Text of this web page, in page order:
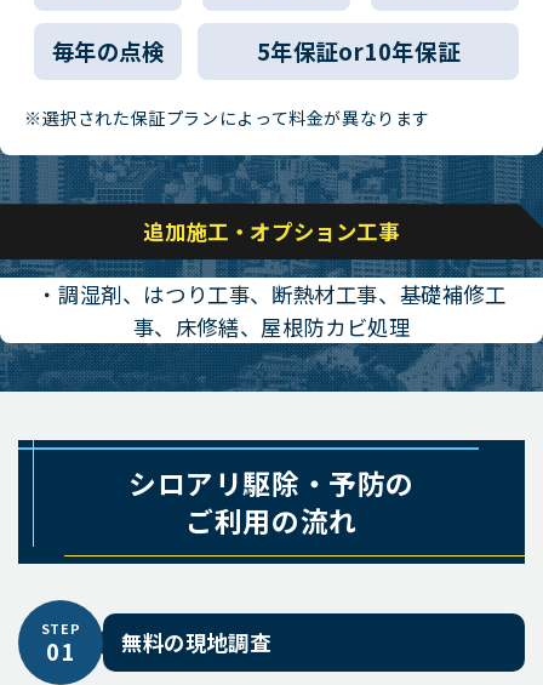
毎年の点検 5年保証or10年保証
※選択された保証プランによって料金が異なります
追加施工・オプション工事
・調湿剤、はつり工事、断熱材工事、基礎補修工
事、床修繕、屋根防カビ処理
シロアリ駆除・予防の
ご利用の流れ
STEP
01 無料の現地調査